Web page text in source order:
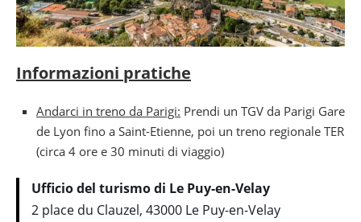
Informazioni pratiche
Andarci in treno da Parigi: Prendi un TGV da Parigi Gare
de Lyon fino a Saint-Etienne, poi un treno regionale TER
(circa 4 ore e 30 minuti di viaggio)
Ufficio del turismo di Le Puy-en-Velay
2 place du Clauzel, 43000 Le Puy-en-Velay